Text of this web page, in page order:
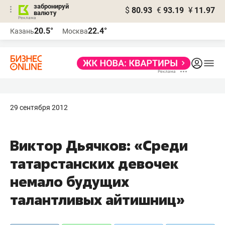
забронируй
валюту
$ 80.93 € 93.19 ¥ 11.97
Казань20.5° Москва22.4°
29 сентября 2012
Виктор Дьячков: «Среди
татарстанских девочек
немало будущих
талантливых айтишниц»